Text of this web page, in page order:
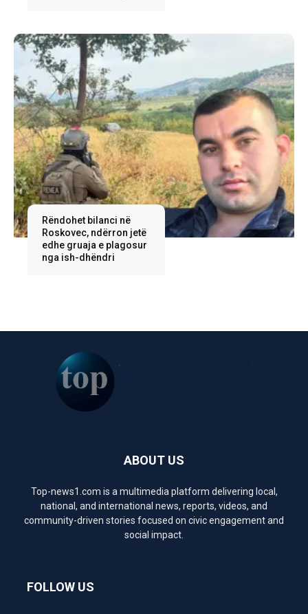
Rëndohet bilanci në
Roskovec, ndërron jetë
edhe gruaja e plagosur
nga ish-dhëndri
ABOUT US
Top-news1.com is a multimedia platform delivering local,
national, and international news, reports, videos, and
community-driven stories focused on civic engagement and
social impact.
FOLLOW US